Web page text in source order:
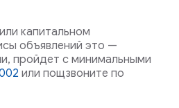
капитальном
объявлений это —
пройдет с минимальными
или пощзвоните по